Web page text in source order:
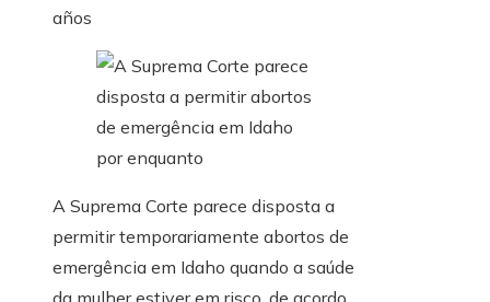
años
A Suprema Corte parece disposta a
permitir temporariamente abortos de
emergência em Idaho quando a saúde